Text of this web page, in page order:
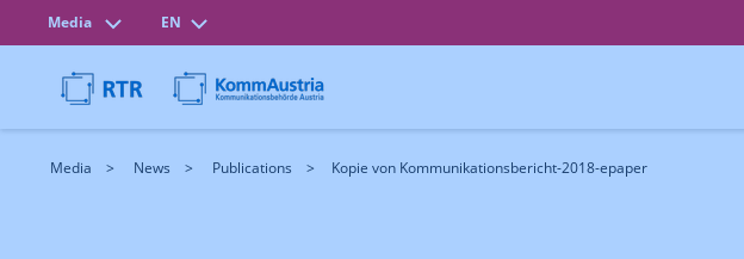
Media EN
Media News Publications Kopie von Kommunikationsbericht-2018-epaper